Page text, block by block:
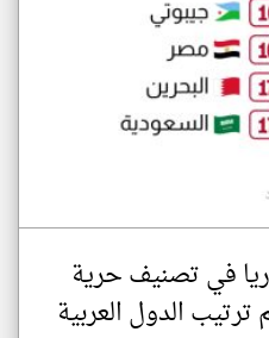
في تصنيف حرية
ترتيب الدول العربية